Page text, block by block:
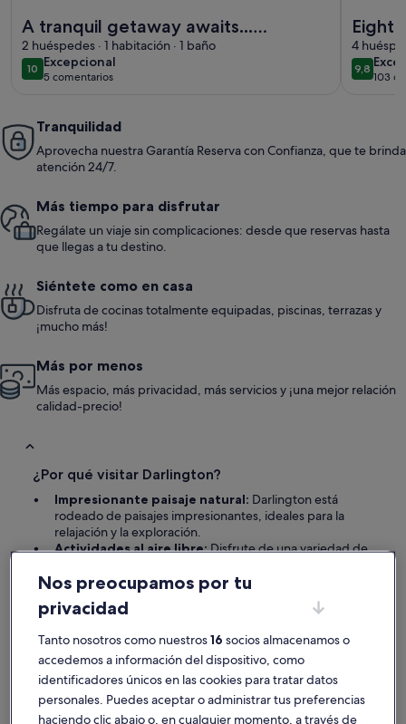
A tranquil getaway awaits...
Luxurious cabin with breath-taking
mountain views.
2 huéspedes · 1 habitación · 1 baño
1010 de 10
Excepcional
excepcional
5 comentarios
(5 comentarios)
río
4
9,89,8 de
103
(103
Tranquilidad
Aprovecha nuestra Garantía Reserva con Confianza, que te brinda
atención 24/7.
Más tiempo para disfrutar
Regálate un viaje sin complicaciones: desde que reservas hasta
que llegas a tu destino.
Siéntete como en casa
Disfruta de cocinas totalmente equipadas, piscinas, terrazas y
¡mucho más!
Más por menos
Más espacio, más privacidad, más servicios y ¡una mejor relación
calidad-precio!
¿Por qué visitar Darlington?
Impresionante paisaje natural: Darlington está
rodeado de paisajes impresionantes, ideales para la
relajación y la exploración.
Actividades al aire libre:Disfrute de una variedad de
y la exploración de parques nacionales.
Alojamientos encantadores:
Elija entre acogedores
apartamentos, atractivas casas de vacaciones y
Ambiente acogedor:Experimente el ambiente
acogedor de Darlington, perfecto tanto para viajeros
solitarios, familias como parejas.
Proximidad a atracciones:Utilice Darlington como
base para explorar ciudades y atracciones cercanas para
Nos preocupamos por tu
privacidad
Tanto nosotros como nuestros16 socios almacenamos o
accedemos a información del dispositivo, como
identificadores únicos en las cookies para tratar datos
personales. Puedes aceptar o administrar tus preferencias
haciendo clic abajo o, en cualquier momento, a través de